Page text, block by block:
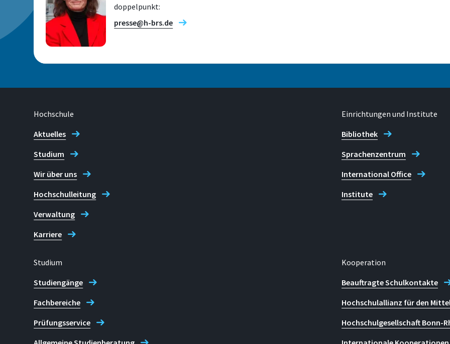
Raum
E 131
53757, Sankt
doppelpunkt:
presse@h-brs.de
Adresse
53757 Sankt Augustin
[Archiv] Eva Tritschler
Hochschule
Aktuelles
Studium
Wir über uns
Hochschulleitung
Verwaltung
Karriere
Einrichtungen und Institute
Bibliothek
Sprachenzentrum
International Office
Institute
Studium
Studiengänge
Fachbereiche
Prüfungsservice
Kooperation
Beauftragte Schulkontakte
Hochschulallianz für den
Hochschulgesellschaft Bonn-